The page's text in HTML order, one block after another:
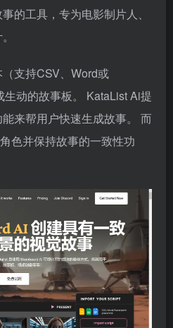
的工具，专为电影制片人、
支持CSV、Word或
动的故事板。 KataList Ai提
来帮用户快速生成故事。 而
色并保持故事的一致性功